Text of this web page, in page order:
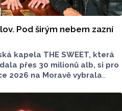
Pod širým nebem zazní
kapela THE SWEET, která
přes 30 milionů alb, si pro
2026 na Moravě vybrala